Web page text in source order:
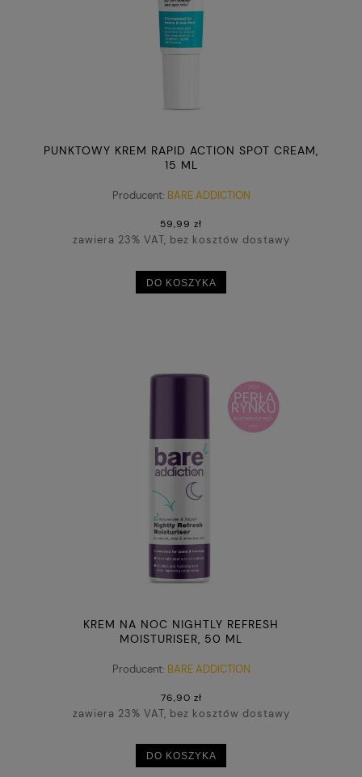
PUNKTOWY KREM RAPID ACTION SPOT CREAM,
15 ML
Producent: BARE ADDICTION
59,99 zł
zawiera 23% VAT, bez kosztów dostawy
DO KOSZYKA
KREM NA NOC NIGHTLY REFRESH
MOISTURISER, 50 ML
Producent: BARE ADDICTION
76,90 zł
zawiera 23% VAT, bez kosztów dostawy
DO KOSZYKA